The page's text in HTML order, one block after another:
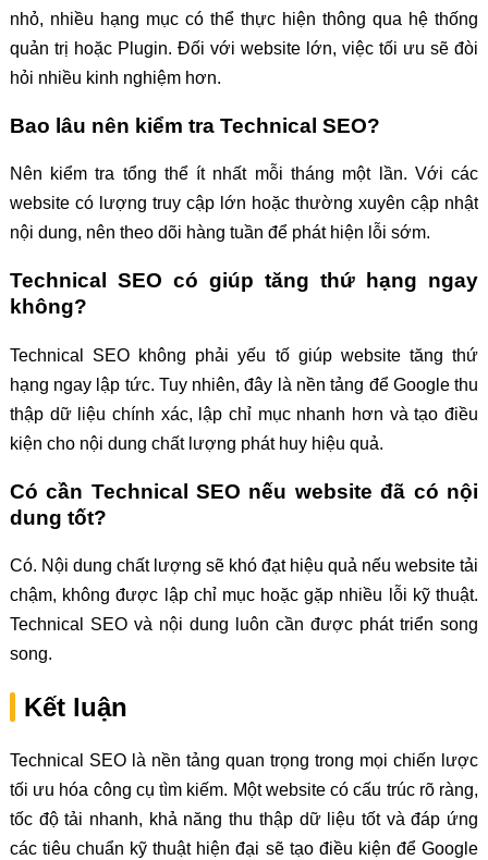
nhỏ, nhiều hạng mục có thể thực hiện thông qua hệ thống
quản trị hoặc Plugin. Đối với website lớn, việc tối ưu sẽ đòi
hỏi nhiều kinh nghiệm hơn.
Bao lâu nên kiểm tra Technical SEO?
Nên kiểm tra tổng thể ít nhất mỗi tháng một lần. Với các
website có lượng truy cập lớn hoặc thường xuyên cập nhật
nội dung, nên theo dõi hàng tuần để phát hiện lỗi sớm.
Technical SEO có giúp tăng thứ hạng ngay
không?
Technical SEO không phải yếu tố giúp website tăng thứ
hạng ngay lập tức. Tuy nhiên, đây là nền tảng để Google thu
thập dữ liệu chính xác, lập chỉ mục nhanh hơn và tạo điều
kiện cho nội dung chất lượng phát huy hiệu quả.
Có cần Technical SEO nếu website đã có nội
dung tốt?
Có. Nội dung chất lượng sẽ khó đạt hiệu quả nếu website tải
chậm, không được lập chỉ mục hoặc gặp nhiều lỗi kỹ thuật.
Technical SEO và nội dung luôn cần được phát triển song
song.
Kết luận
Technical SEO là nền tảng quan trọng trong mọi chiến lược
tối ưu hóa công cụ tìm kiếm. Một website có cấu trúc rõ ràng,
tốc độ tải nhanh, khả năng thu thập dữ liệu tốt và đáp ứng
các tiêu chuẩn kỹ thuật hiện đại sẽ tạo điều kiện để Google